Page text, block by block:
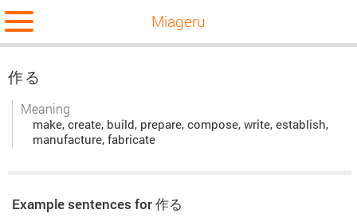
Miageru
作る
Meaning
make, create, build, prepare, compose, write, establish,
manufacture, fabricate
Example sentences for 作る